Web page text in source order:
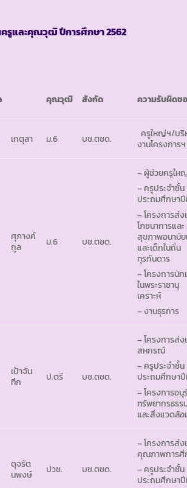
รูและคุณวุฒิ ปีการศึกษา2562
คุณวุฒิ สังกัด ความรับผิดช
เกตุลา ม.6 บช.ตชด.
ครูใหญ่ฯ/บริ
งานโครงการฯ
ศุภางค์
กูล
ม.6 บช.ตชด.
– ผู้ช่วยครูให
– ครูประจำชั้น
ประถมศึกษา
– โครงการส่ง
โภชนาการและ
สุขภาพอนามั
และเด็กในถิ่น
ทุรกันดาร
– โครงการนัก
ในพระราชานุ
เคราะห์
– งานธุรการ
เป้าจัน
ทึก
ป.ตรี บช.ตชด.
– โครงการส่ง
สหกรณ์
– ครูประจำชั้น
ประถมศึกษา
– โครงการอ
ทรัพยากรธรร
และสิ่งแวดล้
ดุจรัต
นพงษ์
ปวช. บช.ตชด.
– โครงการส่ง
คุณภาพการศึ
– ครูประจำชั้น
ประถมศึกษา